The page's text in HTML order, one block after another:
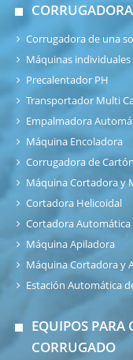
Corrugadora de una
Máquinas individuales
Precalentador PH
Transportador Multi
Empalmadora
Máquina Encoladora
Corrugadora de
Máquina Cortadora y
Cortadora Helicoidal
Cortadora Automática
Máquina Apiladora
Máquina Cortadora y
Estación Automática
EQUIPOS PARA
CORRUGADO